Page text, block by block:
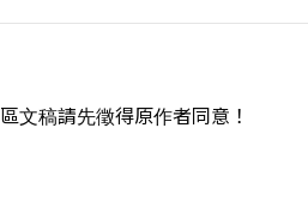
文稿請先徵得原作者同意！